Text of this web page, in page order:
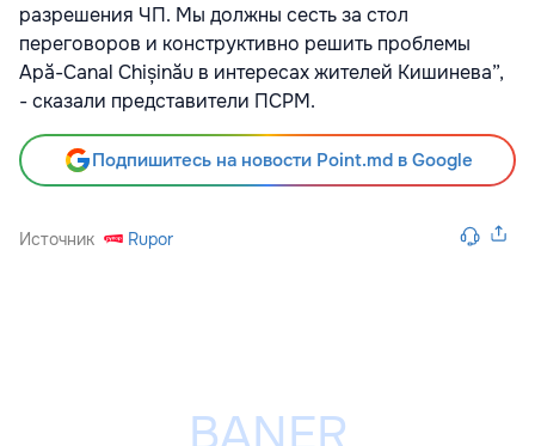
разрешения ЧП. Мы должны сесть за стол
переговоров и конструктивно решить проблемы
Apă-Canal Chișinău в интересах жителей Кишинева”,
- сказали представители ПСРМ.
Подпишитесь на новости Point.md в Google
Источник Rupor